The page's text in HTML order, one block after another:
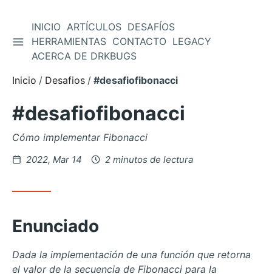
Saltar
contenido
ALTERNAR BARRA LATERAL
INICIO ARTÍCULOS DESAFÍOS
HERRAMIENTAS CONTACTO LEGACY
ACERCA DE DRKBUGS
Inicio
Desafios #desafiofibonacci
#desafiofibonacci
Cómo implementar Fibonacci
Posteado
2022, Mar 14 2 minutos de lectura
Enunciado
Dada la implementación de una función que retorna
el valor de la secuencia de Fibonacci para la